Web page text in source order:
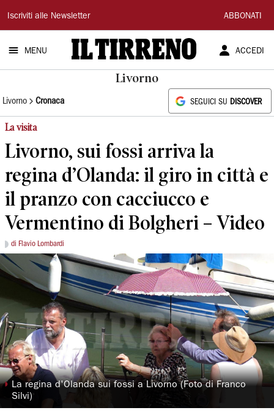
Il
Tirreno
Iscriviti alle Newsletter ABBONATI
MENU ACCEDI
Livorno
Livorno Cronaca SEGUICI SU DISCOVER
La visita
Livorno, sui fossi arriva la
regina d’Olanda: il giro in città e
il pranzo con cacciucco e
Vermentino di Bolgheri – Video
di Flavio Lombardi
◗ La regina d'Olanda sui fossi a Livorno (Foto di Franco
Silvi)